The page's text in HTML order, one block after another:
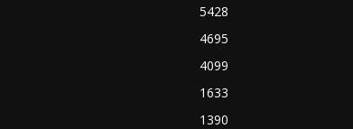
5428
4695
4099
1633
1390